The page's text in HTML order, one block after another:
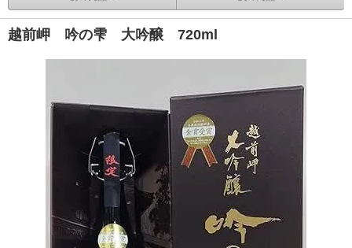
越前岬 吟の雫 大吟醸 720ml